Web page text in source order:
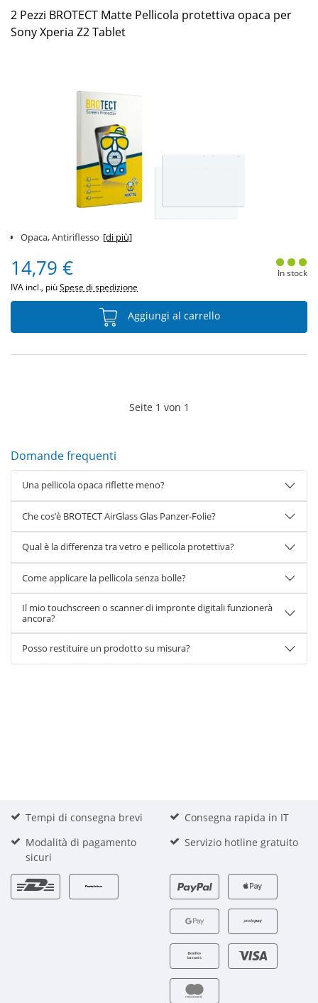
2 Pezzi BROTECT Matte Pellicola protettiva opaca per
Sony Xperia Z2 Tablet
Opaca, Antiriflesso [di più]
14,79 €
IVA incl., piùSpese di spedizione
In stock
Aggiungi al carrello
Seite 1 von 1
Domande frequenti
Una pellicola opaca riflette meno?
Che cos’è BROTECT AirGlass Glas Panzer-Folie?
Qual è la differenza tra vetro e pellicola protettiva?
Come applicare la pellicola senza bolle?
Il mio touchscreen o scanner di impronte digitali funzionerà
ancora?
Posso restituire un prodotto su misura?
Tempi di consegna brevi
Consegna rapida in IT
Modalità di pagamento
sicuri
Servizio hotline gratuito